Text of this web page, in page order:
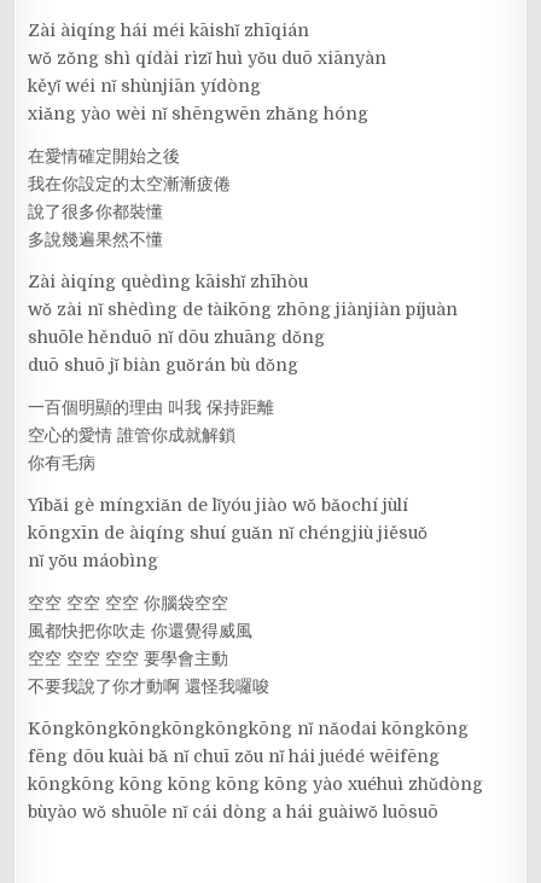
Zài àiqíng hái méi kāishǐ zhīqián
wǒ zǒng shì qídài rìzǐ huì yǒu duō xiānyàn
kěyǐ wéi nǐ shùnjiān yídòng
xiǎng yào wèi nǐ shēngwēn zhǎng hóng
在愛情確定開始之後
我在你設定的太空漸漸疲倦
說了很多你都裝懂
多說幾遍果然不懂
Zài àiqíng quèdìng kāishǐ zhīhòu
wǒ zài nǐ shèdìng de tàikōng zhōng jiànjiàn píjuàn
shuōle hěnduō nǐ dōu zhuāng dǒng
duō shuō jǐ biàn guǒrán bù dǒng
一百個明顯的理由 叫我 保持距離
空心的愛情 誰管你成就解鎖
你有毛病
Yībǎi gè míngxiǎn de lǐyóu jiào wǒ bǎochí jùlí
kōngxīn de àiqíng shuí guǎn nǐ chéngjiù jiěsuǒ
nǐ yǒu máobìng
空空 空空 空空 你腦袋空空
風都快把你吹走 你還覺得威風
空空 空空 空空 要學會主動
不要我說了你才動啊 還怪我囉唆
Kōngkōngkōngkōngkōngkōng nǐ nǎodai kōngkōng
fēng dōu kuài bǎ nǐ chuī zǒu nǐ hái juédé wēifēng
kōngkōng kōng kōng kōng kōng yào xuéhuì zhǔdòng
bùyào wǒ shuōle nǐ cái dòng a hái guàiwǒ luōsuō